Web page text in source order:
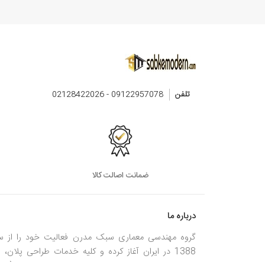
تلفن 09122957078 - 02128422026
ضمانت اصالت کالا
درباره ما
گروه مهندسی معماری سبک مدرن فعالیت خود را از
1388 در ایران آغاز کرده و کلیه خدمات طراحی پلان،